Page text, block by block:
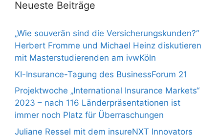
Neueste Beiträge
„Wie souverän sind die Versicherungskunden?“
Herbert Fromme und Michael Heinz diskutieren
mit Masterstudierenden am ivwKöln
KI-Insurance-Tagung des BusinessForum 21
Projektwoche „International Insurance Markets“
2023 – nach 116 Länderpräsentationen ist
immer noch Platz für Überraschungen
Juliane Ressel mit dem insureNXT Innovators